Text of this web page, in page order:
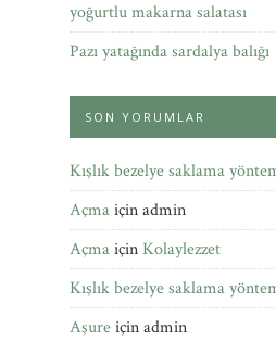
yoğurtlu makarna salatası
Pazı yatağında sardalya balığı
SON YORUMLAR
Kışlık bezelye saklama
Açmaiçinadmin
Açmaiçin Kolaylezzet
Kışlık bezelye saklama
Aşureiçinadmin